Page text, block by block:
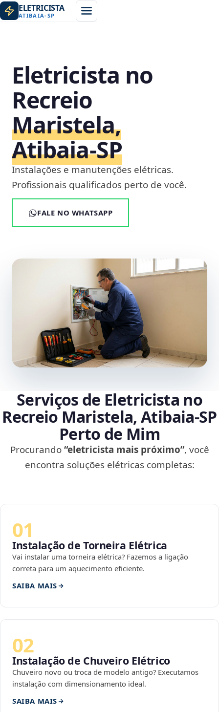
ELETRICISTA
ATIBAIA-SP
Eletricista no
Recreio
Maristela,
Atibaia‑SP
Instalações e manutenções elétricas.
Profissionais qualificados perto de você.
FALE NO WHATSAPP
Serviços de Eletricista no
Recreio Maristela, Atibaia‑SP
Perto de Mim
Procurando“eletricista mais próximo”, você
encontra soluções elétricas completas:
01
Instalação de Torneira Elétrica
Vai instalar uma torneira elétrica? Fazemos a ligação
correta para um aquecimento eficiente.
SAIBA MAIS
02
Instalação de Chuveiro Elétrico
Chuveiro novo ou troca de modelo antigo? Executamos
instalação com dimensionamento ideal.
SAIBA MAIS